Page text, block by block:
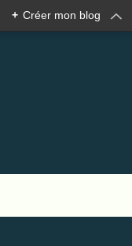
+ Créer mon blog